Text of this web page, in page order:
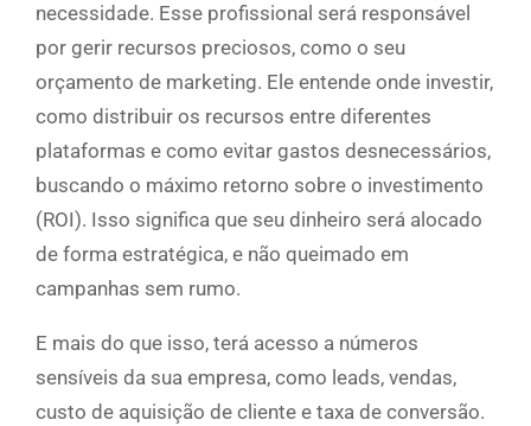
necessidade. Esse profissional será responsável
por gerir recursos preciosos, como o seu
orçamento de marketing. Ele entende onde investir,
como distribuir os recursos entre diferentes
plataformas e como evitar gastos desnecessários,
buscando o máximo retorno sobre o investimento
(ROI). Isso significa que seu dinheiro será alocado
de forma estratégica, e não queimado em
campanhas sem rumo.
E mais do que isso, terá acesso a números
sensíveis da sua empresa, como leads, vendas,
custo de aquisição de cliente e taxa de conversão.